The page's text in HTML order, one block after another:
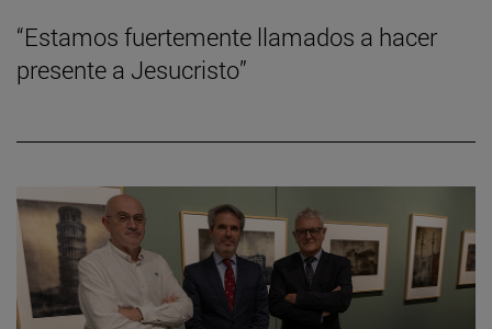
“Estamos fuertemente llamados a hacer
presente a Jesucristo”